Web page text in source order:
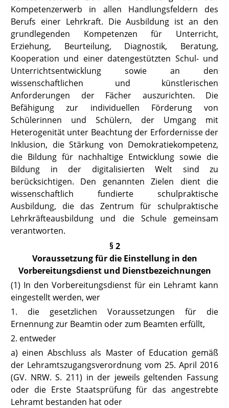
Kompetenzerwerb in allen Handlungsfeldern des
Berufs einer Lehrkraft. Die Ausbildung ist an den
grundlegenden Kompetenzen für Unterricht,
Erziehung, Beurteilung, Diagnostik, Beratung,
Kooperation und einer datengestützten Schul- und
Unterrichtsentwicklung sowie an den
wissenschaftlichen und künstlerischen
Anforderungen der Fächer auszurichten. Die
Befähigung zur individuellen Förderung von
Schülerinnen und Schülern, der Umgang mit
Heterogenität unter Beachtung der Erfordernisse der
Inklusion, die Stärkung von Demokratiekompetenz,
die Bildung für nachhaltige Entwicklung sowie die
Bildung in der digitalisierten Welt sind zu
berücksichtigen. Den genannten Zielen dient die
wissenschaftlich fundierte schulpraktische
Ausbildung, die das Zentrum für schulpraktische
Lehrkräfteausbildung und die Schule gemeinsam
verantworten.
§ 2
Voraussetzung für die Einstellung in den
Vorbereitungsdienst und Dienstbezeichnungen
(1) In den Vorbereitungsdienst für ein Lehramt kann
eingestellt werden, wer
1. die gesetzlichen Voraussetzungen für die
Ernennung zur Beamtin oder zum Beamten erfüllt,
2. entweder
a) einen Abschluss als Master of Education gemäß
der Lehramtszugangsverordnung vom 25. April 2016
(GV. NRW. S. 211) in der jeweils geltenden Fassung
oder die Erste Staatsprüfung für das angestrebte
Lehramt bestanden hat oder